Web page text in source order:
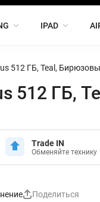
IPAD
512 ГБ, Teal,
512 ГБ,
Trade IN
Обменяйте технику
Поделиться